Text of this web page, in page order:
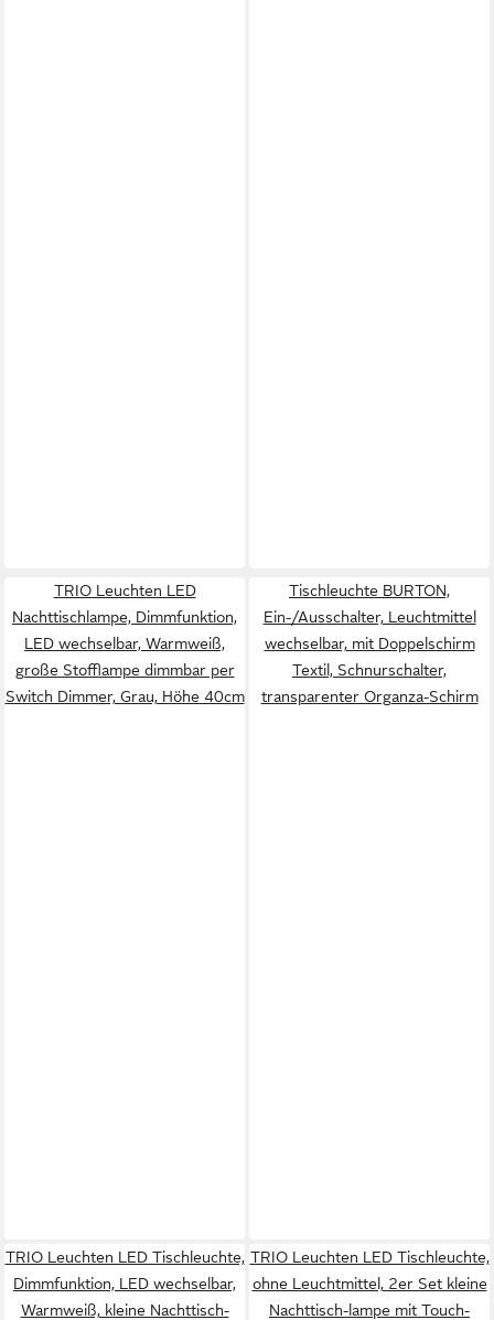
TRIO Leuchten LED
Nachttischlampe, Dimmfunktion,
LED wechselbar, Warmweiß,
große Stofflampe dimmbar per
Switch Dimmer, Grau, Höhe 40cm
Tischleuchte BURTON,
Ein-/Ausschalter, Leuchtmittel
wechselbar, mit Doppelschirm
Textil, Schnurschalter,
transparenter Organza-Schirm
TRIO Leuchten LED Tischleuchte,
Dimmfunktion, LED wechselbar,
Warmweiß, kleine Nachttisch-
TRIO Leuchten LED Tischleuchte,
ohne Leuchtmittel, 2er Set kleine
Nachttisch-lampe mit Touch-